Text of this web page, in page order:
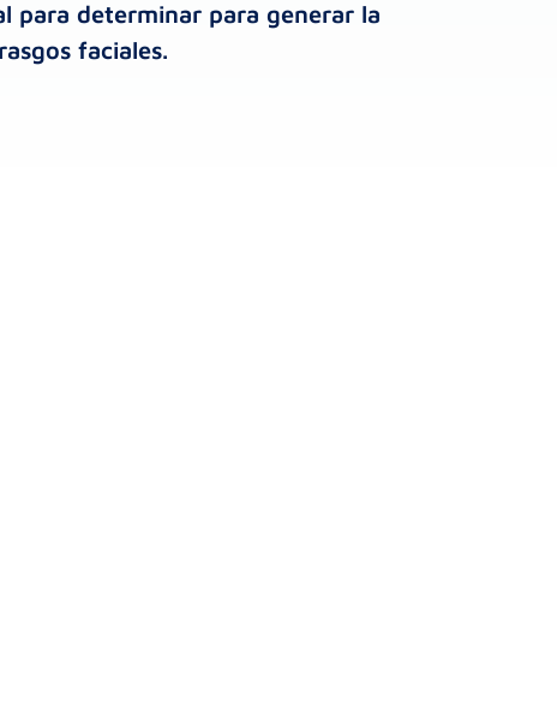
para determinar para generar la
faciales.